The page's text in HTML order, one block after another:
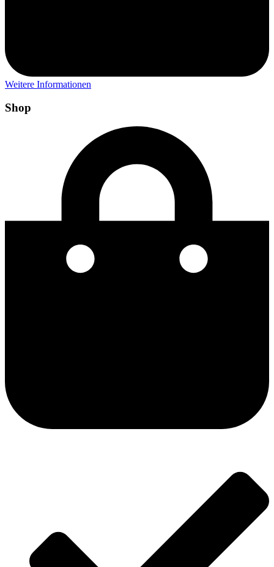
Weitere Informationen
Shop